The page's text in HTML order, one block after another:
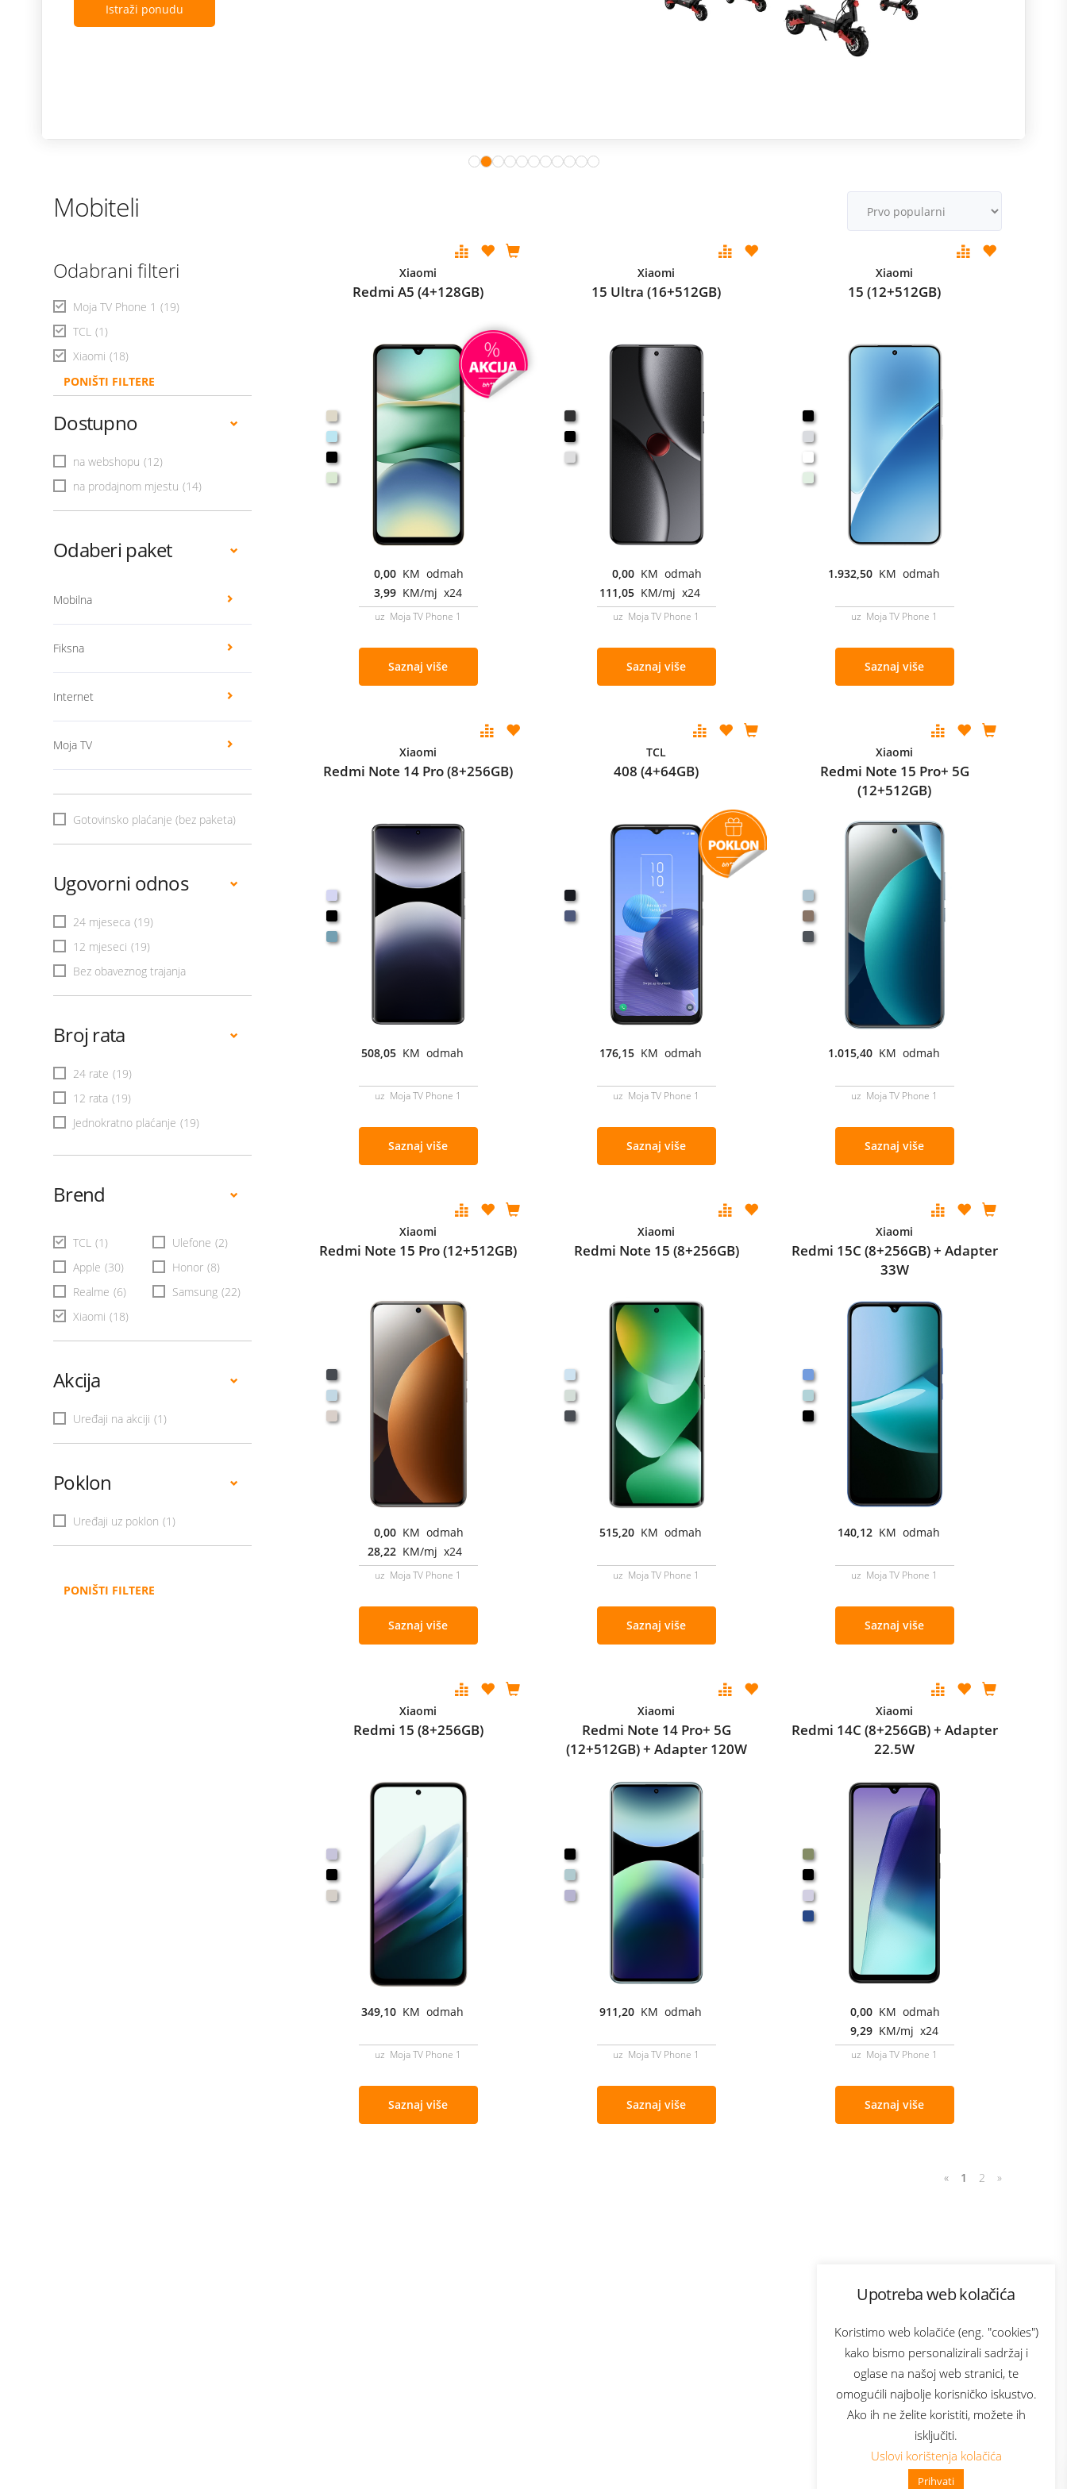
Upotreba web kolačića
Koristimo web kolačiće (eng. "cookies")
kako bismo personalizirali sadržaj i
oglase na našoj web stranici, te
omogućili najbolje korisničko iskustvo.
Ako ih ne želite koristiti, možete ih
isključiti.
Uslovi korištenja kolačića
Prihvati
👋 Zdravo, kako mogu pomoći?
Istraži ponudu
Mobiteli
Odabrani filteri
Moja TV Phone 1 (19)
TCL (1)
Xiaomi (18)
PONIŠTI FILTERE
Dostupno
na webshopu (12)
na prodajnom mjestu (14)
Odaberi paket
Mobilna
Fiksna
Internet
Moja TV
Gotovinsko plaćanje (bez paketa)
Ugovorni odnos
24 mjeseca (19)
12 mjeseci (19)
Bez obaveznog trajanja
Broj rata
24 rate (19)
12 rata (19)
Jednokratno plaćanje (19)
Brend
TCL (1) Ulefone (2)
Apple (30) Honor (8)
Realme (6) Samsung (22)
Xiaomi (18)
Akcija
Uređaji na akciji (1)
Poklon
Uređaji uz poklon (1)
PONIŠTI FILTERE
Xiaomi
Redmi A5 (4+128GB)
0,00 KM odmah
3,99 KM/mj x24
uz Moja TV Phone 1
Saznaj više
Xiaomi
15 Ultra (16+512GB)
0,00 KM odmah
111,05 KM/mj x24
uz Moja TV Phone 1
Saznaj više
Xiaomi
15 (12+512GB)
1.932,50 KM odmah
uz Moja TV Phone 1
Saznaj više
Xiaomi
Redmi Note 14 Pro (8+256GB)
508,05 KM odmah
uz Moja TV Phone 1
Saznaj više
TCL
408 (4+64GB)
176,15 KM odmah
uz Moja TV Phone 1
Saznaj više
Xiaomi
Redmi Note 15 Pro+ 5G
(12+512GB)
1.015,40 KM odmah
uz Moja TV Phone 1
Saznaj više
Xiaomi
Redmi Note 15 Pro (12+512GB)
0,00 KM odmah
28,22 KM/mj x24
uz Moja TV Phone 1
Saznaj više
Xiaomi
Redmi Note 15 (8+256GB)
515,20 KM odmah
uz Moja TV Phone 1
Saznaj više
Xiaomi
Redmi 15C (8+256GB) + Adapter
33W
140,12 KM odmah
uz Moja TV Phone 1
Saznaj više
Xiaomi
Redmi 15 (8+256GB)
349,10 KM odmah
uz Moja TV Phone 1
Saznaj više
Xiaomi
Redmi Note 14 Pro+ 5G
(12+512GB) + Adapter 120W
911,20 KM odmah
uz Moja TV Phone 1
Saznaj više
Xiaomi
Redmi 14C (8+256GB) + Adapter
22.5W
0,00 KM odmah
9,29 KM/mj x24
uz Moja TV Phone 1
Saznaj više
« 1 2 »
Bonus plus
Prijava za newsletter